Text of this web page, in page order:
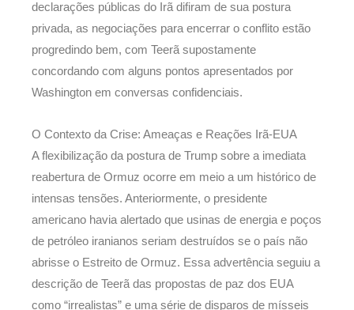
declarações públicas do Irã difiram de sua postura
privada, as negociações para encerrar o conflito estão
progredindo bem, com Teerã supostamente
concordando com alguns pontos apresentados por
Washington em conversas confidenciais.
O Contexto da Crise: Ameaças e Reações Irã-EUA
A flexibilização da postura de Trump sobre a imediata
reabertura de Ormuz ocorre em meio a um histórico de
intensas tensões. Anteriormente, o presidente
americano havia alertado que usinas de energia e poços
de petróleo iranianos seriam destruídos se o país não
abrisse o Estreito de Ormuz. Essa advertência seguiu a
descrição de Teerã das propostas de paz dos EUA
como “irrealistas” e uma série de disparos de mísseis